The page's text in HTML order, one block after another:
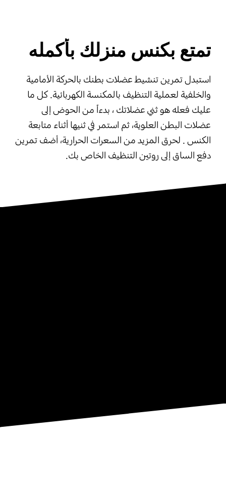
تمتع بكنس منزلك بأكمله
استبدل تمرين تنشيط عضلات بطنك بالحركة الأمامية
والخلفية لعملية التنظيف بالمكنسة الكهربائية. كل ما
عليك فعله هو ثني عضلاتك ، بدءاً من الحوض إلى
عضلات البطن العلوية، ثم استمر في ثنيها أثناء متابعة
الكنس . لحرق المزيد من السعرات الحرارية، أضف تمرين
دفع الساق إلى روتين التنظيف الخاص بك.